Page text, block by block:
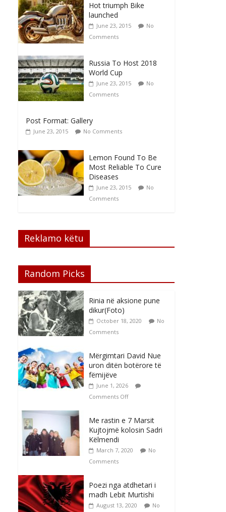
Hot triumph Bike
launched
June 23, 2015
No
Comments
Russia To Host 2018
World Cup
June 23, 2015
No
Comments
Post Format: Gallery
June 23, 2015 No Comments
Lemon Found To Be
Most Reliable To Cure
Diseases
June 23, 2015
No
Comments
Reklamo këtu
Random Picks
Rinia në aksione pune
dikur(Foto)
October 18, 2020
No
Comments
Mërgimtari David Nue
uron ditën botërore të
fëmijëve
June 1, 2026
Comments Off
Me rastin e 7 Marsit
Kujtojmë kolosin Sadri
Këlmendi
March 7, 2020
No
Comments
Poezi nga atdhetari i
madh Lebit Murtishi
August 13, 2020
No